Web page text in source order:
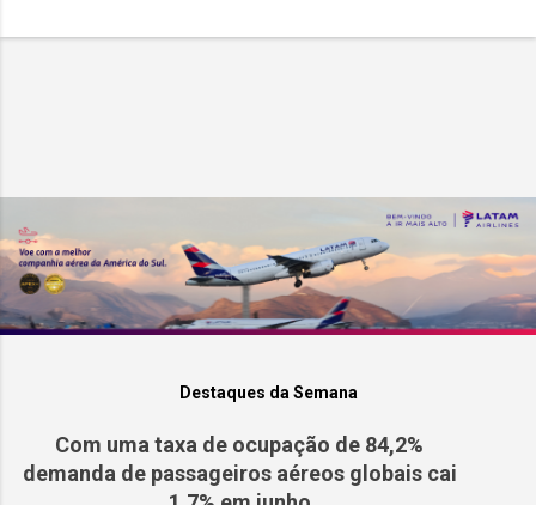
Destaques da Semana
Com uma taxa de ocupação de 84,2%
demanda de passageiros aéreos globais cai